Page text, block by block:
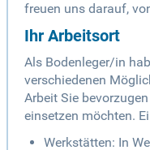
freuen uns darauf,
Ihr Arbeitsort
Als Bodenleger/in
verschiedenen
Arbeit Sie
einsetzen möchten.
Werkstätten: In